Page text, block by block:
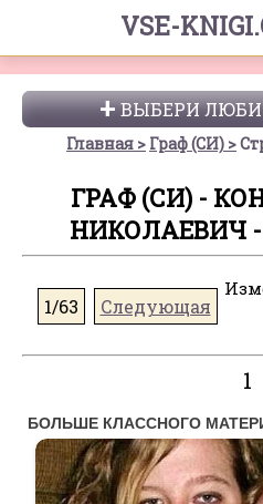
VSE-
ВЫБЕРИ
Главная Граф (СИ)
ГРАФ (СИ) -
НИКОЛАЕВИЧ
1/63 Следующая
1